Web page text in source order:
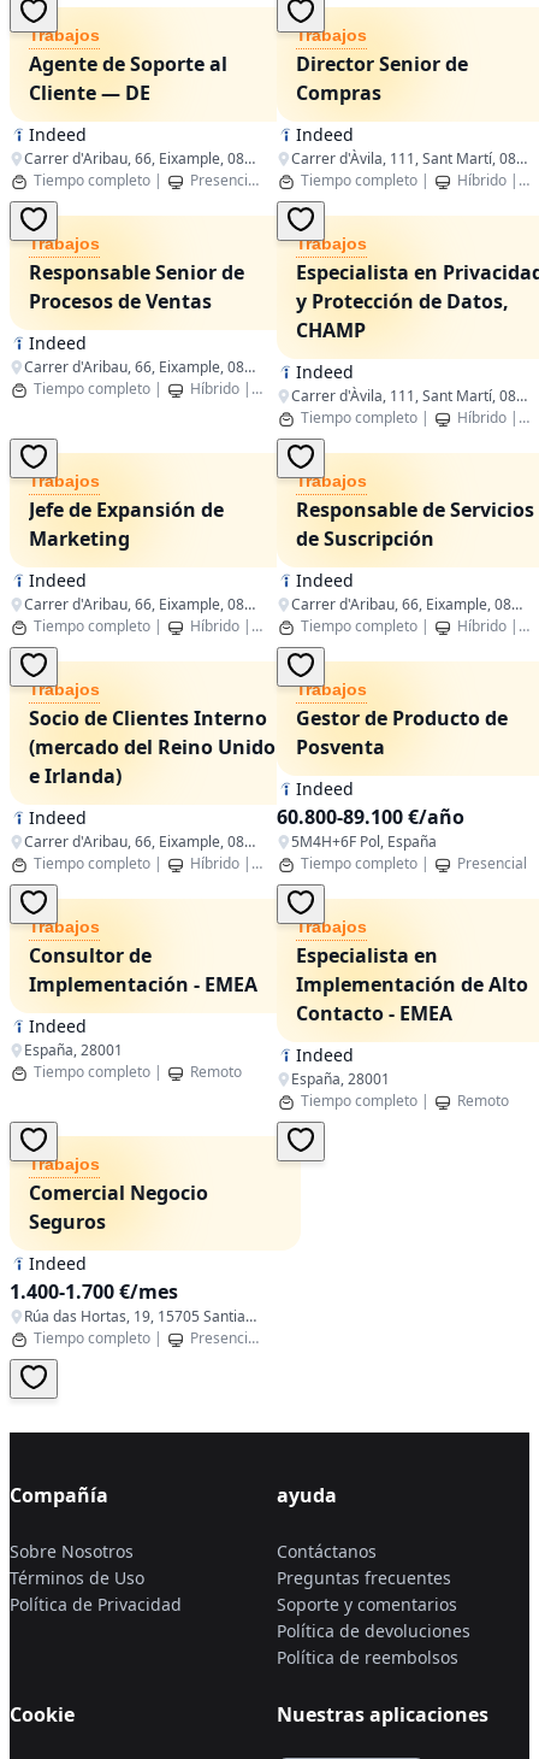
Trabajos
Agente de Soporte al
Cliente — DE
Indeed
Carrer d'Aribau, 66, Eixample, 08011 Barcelona, Spain
Tiempo completo | Presencial Barcelona,Catalunya
Trabajos
Director Senior de
Compras
Indeed
Carrer d'Àvila, 111, Sant Martí, 08005 Barcelona, España
Tiempo completo | Híbrido |
Trabajos
Responsable Senior de
Procesos de Ventas
Indeed
Carrer d'Aribau, 66, Eixample, 08011 Barcelona, Spain
Tiempo completo | Híbrido | Barcelona,Catalunya
Trabajos
Especialista en
y Protección de Datos,
CHAMP
Indeed
Carrer d'Àvila, 111, Sant Martí, 08005 Barcelona, Spain
Tiempo completo | Híbrido |
Trabajos
Jefe de Expansión de
Marketing
Indeed
Carrer d'Aribau, 66, Eixample, 08011 Barcelona, España
Tiempo completo | Híbrido | Barcelona,Catalunya
Trabajos
Responsable de Servicios
de Suscripción
Indeed
Carrer d'Aribau, 66, Eixample, 08011 Barcelona, España
Tiempo completo | Híbrido |
Trabajos
Socio de Clientes Interno
(mercado del Reino Unido
e Irlanda)
Indeed
Carrer d'Aribau, 66, Eixample, 08011 Barcelona, España
Tiempo completo | Híbrido | Barcelona,Catalunya
Trabajos
Gestor de Producto de
Posventa
Indeed
60.800-89.100 €/año
5M4H+6F Pol, España
Tiempo completo | Presencial
Trabajos
Consultor de
Implementación - EMEA
Indeed
España, 28001
Tiempo completo | Remoto
Trabajos
Especialista en
Implementación de Alto
Contacto - EMEA
Indeed
España, 28001
Tiempo completo | Remoto
Trabajos
Comercial Negocio
Seguros
Indeed
1.400-1.700 €/mes
Rúa das Hortas, 19, 15705 Santiago de Compostela, A Coruña, Spain
Tiempo completo | Presencial
Compañía
Sobre Nosotros
Términos de Uso
Política de Privacidad
ayuda
Contáctanos
Preguntas frecuentes
Soporte y comentarios
Política de devoluciones
Política de reembolsos
Cookie Nuestras aplicaciones